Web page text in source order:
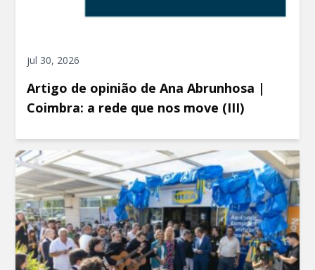
jul 30, 2026
Artigo de opinião de Ana Abrunhosa |
Coimbra: a rede que nos move (III)